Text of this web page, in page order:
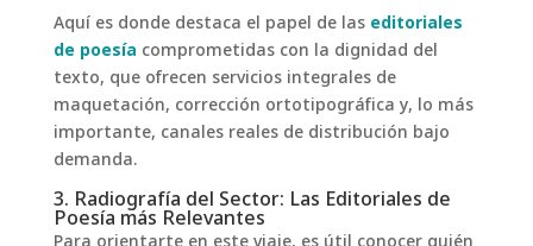
Aquí es donde destaca el papel de laseditoriales
de poesíacomprometidas con la dignidad del
texto, que ofrecen servicios integrales de
maquetación, corrección ortotipográfica y, lo más
importante, canales reales de distribución bajo
demanda.
3. Radiografía del Sector: Las Editoriales de
Poesía más Relevantes